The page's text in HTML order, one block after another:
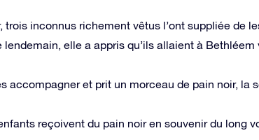
trois inconnus richement vêtus l’ont suppliée de
lendemain, elle a appris qu’ils allaient à Bethléem
accompagner et prit un morceau de pain noir, la
reçoivent du pain noir en souvenir du long